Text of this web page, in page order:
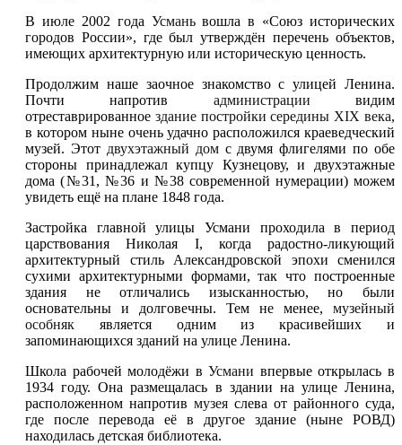
В июле 2002 года Усманьвошла в «Союз исторических
городов России», где был утверждён перечень объектов,
имеющих архитектурную или историческую ценность.
Продолжим наше заочное знакомство с улицей Ленина.
Почти напротив администрации видим
отреставрированное здание постройки середины XIX века,
в котором ныне очень удачно расположился краеведческий
музей. Этот двухэтажный домс двумя флигелями по обе
стороны принадлежал купцу Кузнецову, и двухэтажные
дома (№31, №36 и №38 современной нумерации) можем
увидеть ещё на плане 1848 года.
Застройка главной улицы Усмани проходила в период
царствования Николая I, когда радостно-ликующий
архитектурный стиль Александровской эпохи сменился
сухими архитектурными формами, так что построенные
здания не отличались изысканностью, но были
основательны и долговечны. Тем не менее, музейный
особняк является одним из красивейших и
запоминающихся зданий на улице Ленина.
Школа рабочей молодёжи вУсмани впервые открылась в
1934 году. Она размещалась в здании на улице Ленина,
расположенном напротив музея слева от районного суда,
где после перевода её в другое здание (ныне РОВД)
находилась детская библиотека.